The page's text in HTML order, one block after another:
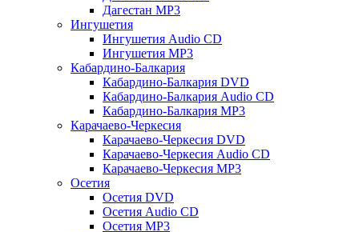
Дагестан MP3
Ингушетия
Ингушетия Audio CD
Ингушетия MP3
Кабардино-Балкария
Кабардино-Балкария DVD
Кабардино-Балкария Audio CD
Кабардино-Балкария MP3
Карачаево-Черкесия
Карачаево-Черкесия DVD
Карачаево-Черкесия Audio CD
Карачаево-Черкесия MP3
Осетия
Осетия DVD
Осетия Audio CD
Осетия MP3